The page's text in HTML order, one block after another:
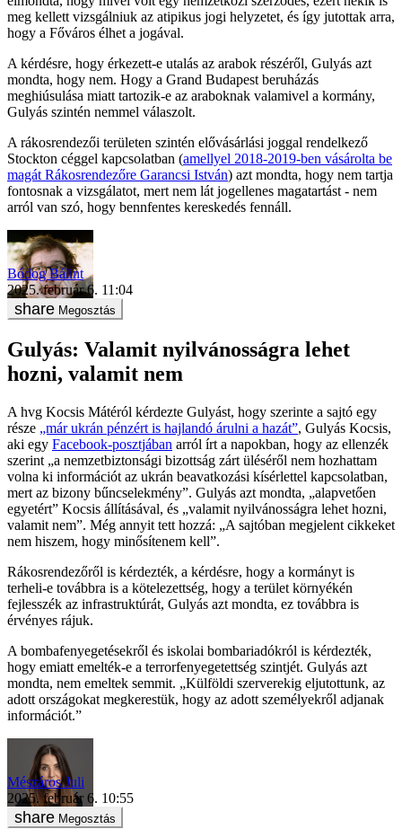
meg kellett vizsgálniuk az atipikus jogi helyzetet, és így jutottak arra,
hogy a Főváros élhet a jogával.
A kérdésre, hogy érkezett-e utalás az arabok részéről, Gulyás azt
mondta, hogy nem. Hogy a Grand Budapest beruházás
meghiúsulása miatt tartozik-e az araboknak valamivel a kormány,
Gulyás szintén nemmel válaszolt.
A rákosrendezői területen szintén elővásárlási joggal rendelkező
Stockton céggel kapcsolatban (amellyel 2018-2019-ben vásárolta be
magát Rákosrendezőre Garancsi István) azt mondta, hogy nem tartja
fontosnak a vizsgálatot, mert nem lát jogellenes magatartást - nem
arról van szó, hogy bennfentes kereskedés fennáll.
Bódog Bálint
2025. február 6. 11:04
Megosztás
Gulyás: Valamit nyilvánosságra lehet
hozni, valamit nem
A hvg Kocsis Mátéról kérdezte Gulyást, hogy szerinte a sajtó egy
része „már ukrán pénzért is hajlandó árulni a hazát”, Gulyás Kocsis,
aki egy Facebook-posztjában arról írt a napokban, hogy az ellenzék
szerint „a nemzetbiztonsági bizottság zárt üléséről nem hozhattam
volna ki információt az ukrán beavatkozási kísérlettel kapcsolatban,
mert az bizony bűncselekmény”. Gulyás azt mondta, „alapvetően
egyetért” Kocsis állításával, és „valamit nyilvánosságra lehet hozni,
valamit nem”. Még annyit tett hozzá: „A sajtóban megjelent cikkeket
nem hiszem, hogy minősítenem kell”.
Rákosrendezőről is kérdezték, a kérdésre, hogy a kormányt is
terheli-e továbbra is a kötelezettség, hogy a terület környékén
fejlesszék az infrastruktúrát, Gulyás azt mondta, ez továbbra is
érvényes rájuk.
A bombafenyegetésekről és iskolai bombariadókról is kérdezték,
hogy emiatt emelték-e a terrorfenyegetettség szintjét. Gulyás azt
mondta, nem emeltek semmit. „Külföldi szerverekig eljutottunk, az
adott országokat megkerestük, hogy az adott személyekről adjanak
információt.”
Mészáros Juli
2025. február 6. 10:55
Megosztás